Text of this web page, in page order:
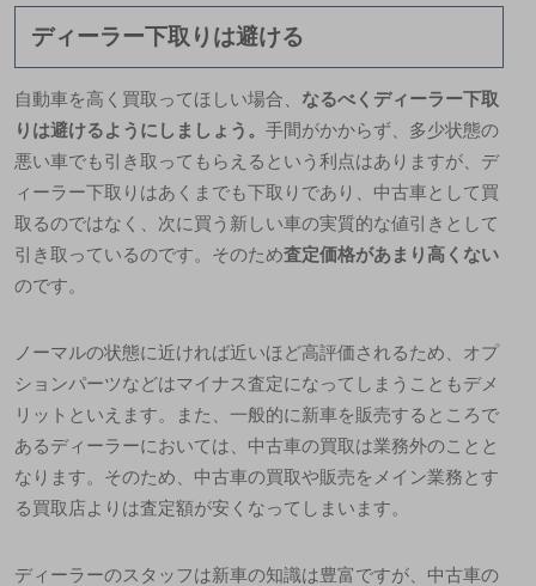
ディーラー下取りは避ける
自動車を高く買取ってほしい場合、 なるべくディーラー下取
りは避けるようにしましょう。 手間がかからず、多少状態の
悪い車でも引き取ってもらえるという利点はありますが、デ
ィーラー下取りはあくまでも下取りであり、中古車として買
取るのではなく、 次に買う新しい車の実質的な値引きとして
引き取っているのです。そのため査定価格があまり高くない
のです。
ノーマルの状態に近ければ近いほど高評価されるため、 オプ
ションパーツなどはマイナス査定になってしまうこともデメ
リット といえます。また、一般的に新車を販売するところで
あるディーラーにおいては、中古車の買取は業務外のことと
なります。そのため、中古車の買取や販売をメイン業務とす
る買取店よりは査定額が安くなってしまいます。
ディーラーのスタッフは新車の知識は豊富ですが、中古車の